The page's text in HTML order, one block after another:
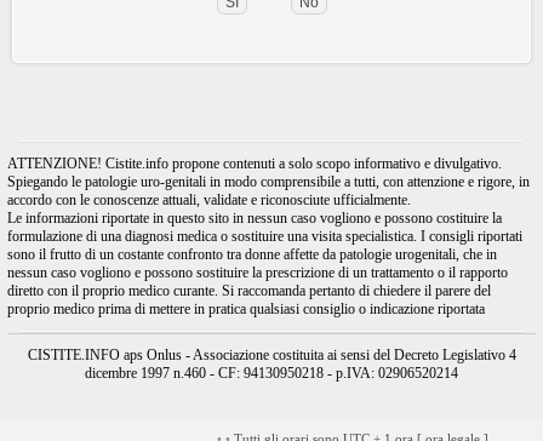
ATTENZIONE! Cistite.info propone contenuti a solo scopo informativo e divulgativo.
Spiegando le patologie uro-genitali in modo comprensibile a tutti, con attenzione e rigore, in
accordo con le conoscenze attuali, validate e riconosciute ufficialmente.
Le informazioni riportate in questo sito in nessun caso vogliono e possono costituire la
formulazione di una diagnosi medica o sostituire una visita specialistica. I consigli riportati
sono il frutto di un costante confronto tra donne affette da patologie urogenitali, che in
nessun caso vogliono e possono sostituire la prescrizione di un trattamento o il rapporto
diretto con il proprio medico curante. Si raccomanda pertanto di chiedere il parere del
proprio medico prima di mettere in pratica qualsiasi consiglio o indicazione riportata
CISTITE.INFO aps Onlus - Associazione costituita ai sensi del Decreto Legislativo 4
dicembre 1997 n.460 - CF: 94130950218 - p.IVA: 02906520214